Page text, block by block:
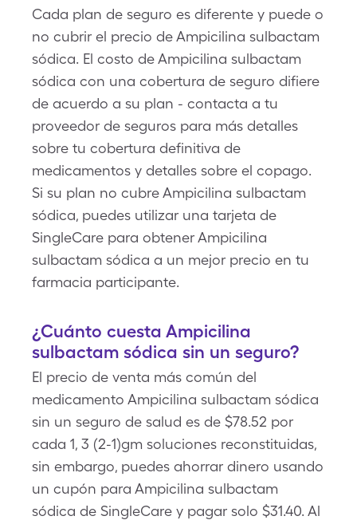
Cada plan de seguro es diferente y puede o
no cubrir el precio de Ampicilina sulbactam
sódica. El costo de Ampicilina sulbactam
sódica con una cobertura de seguro difiere
de acuerdo a su plan - contacta a tu
proveedor de seguros para más detalles
sobre tu cobertura definitiva de
medicamentos y detalles sobre el copago.
Si su plan no cubre Ampicilina sulbactam
sódica, puedes utilizar una tarjeta de
SingleCare para obtener Ampicilina
sulbactam sódica a un mejor precio en tu
farmacia participante.
¿Cuánto cuesta Ampicilina
sulbactam sódica sin un seguro?
El precio de venta más común del
medicamento Ampicilina sulbactam sódica
sin un seguro de salud es de $78.52 por
cada 1, 3 (2-1)gm soluciones reconstituidas,
sin embargo, puedes ahorrar dinero usando
un cupón para Ampicilina sulbactam
sódica de SingleCare y pagar solo $31.40. Al